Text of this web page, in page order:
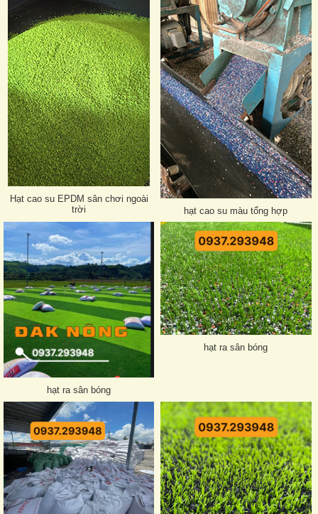
Hạt cao su EPDM sân chơi ngoài
trời
hạt cao su màu tổng hợp
hạt ra sân bóng
hạt ra sân bóng